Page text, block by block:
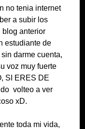
no tenia internet
a subir los
anterior
estudiante de
darme cuenta,
voz muy fuerte
SI ERES DE
volteo a ver
xD.
toda mi vida,